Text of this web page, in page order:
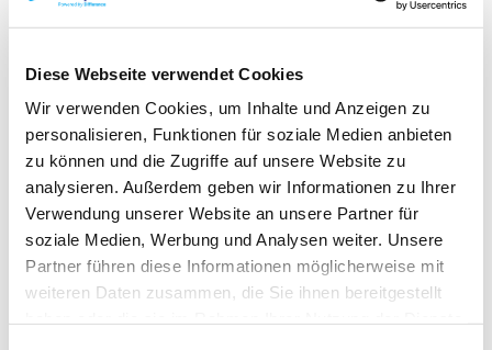
Diese Webseite verwendet Cookies
Wir verwenden Cookies, um Inhalte und Anzeigen zu
personalisieren, Funktionen für soziale Medien anbieten
zu können und die Zugriffe auf unsere Website zu
analysieren. Außerdem geben wir Informationen zu Ihrer
Verwendung unserer Website an unsere Partner für
soziale Medien, Werbung und Analysen weiter. Unsere
Partner führen diese Informationen möglicherweise mit
weiteren Daten zusammen, die Sie ihnen bereitgestellt